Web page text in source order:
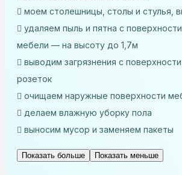
моем столешницы, столы и стулья,
удаляем пыль и пятна с
мебели — на высоту до 1,7м
выводим загрязнения с
розеток
очищаем наружные поверхности
делаем влажную уборку пола
выносим мусор и заменяем пакеты
Показать больше Показать меньше